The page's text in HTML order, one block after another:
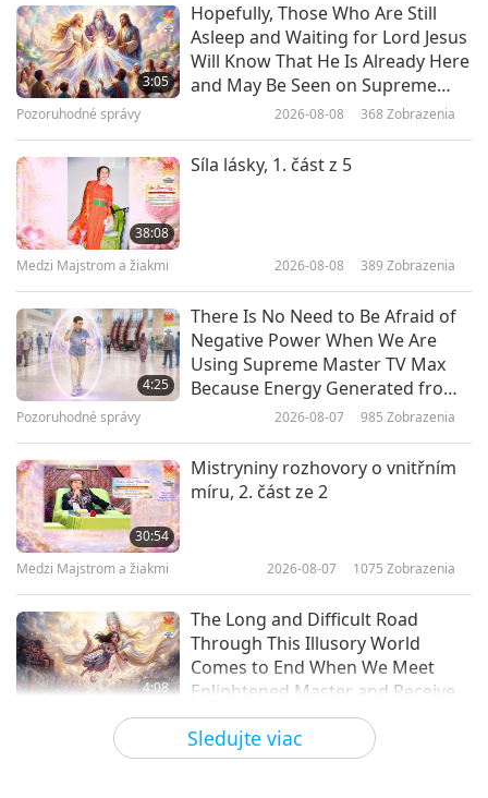
26:00
Zasvätenie vyžaduje silu Majstra,
1. časť zo 14
30:00
30:43
Nebo neakceptuje zabíjanie
nenarodených, 1. časť z 8
28:07
Supreme Master Ching Hai's Vow
Sledujte viac
3:05
Hopefully, Those Who Are Still
Asleep and Waiting for Lord Jesus
Will Know That He Is Already Here
and May Be Seen on Supreme
Master Television
Pozoruhodné správy 2026-08-08 368 Zobrazenia
38:08
Síla lásky, 1. část z 5
Medzi Majstrom a žiakmi 2026-08-08 389 Zobrazenia
4:25
There Is No Need to Be Afraid of
Negative Power When We Are
Using Supreme Master TV Max
Because Energy Generated from
It Is Far More Powerful than Any
Negative Entity
Pozoruhodné správy 2026-08-07 985 Zobrazenia
30:54
Mistryniny rozhovory o vnitřním
míru, 2. část ze 2
Medzi Majstrom a žiakmi 2026-08-07 1075 Zobrazenia
4:08
The Long and Difficult Road
Through This Illusory World
Comes to End When We Meet
Enlightened Master and Receive
Initiation
Pozoruhodné správy 2026-08-06 1066